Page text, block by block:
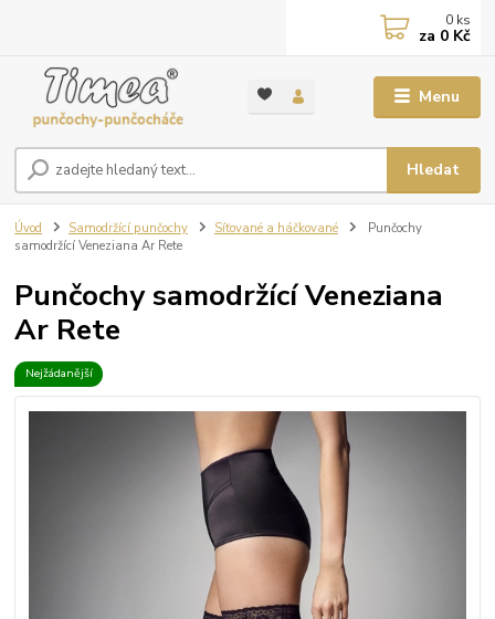
Menu
Hledat
0 ks
za 0 Kč
Úvod Samodržící punčochy Síťované a háčkované
Punčochy
samodržící Veneziana Ar Rete
Punčochy samodržící Veneziana
Ar Rete
Nejžádanější